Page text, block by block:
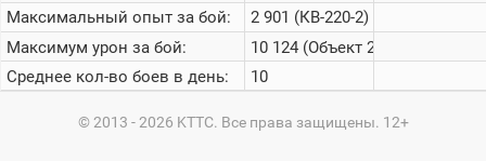
Максимальный опыт за бой:
Максимум урон за бой:
Среднее кол-во боев в день:
2 901 (КВ-220-2)
10 124 (Объект 268)
10
© 2013 - 2026 KTTC. Все права защищены. 12+